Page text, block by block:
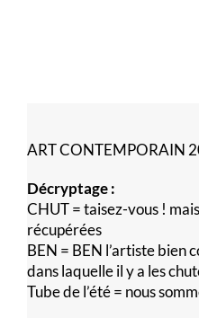
ART CONTEMPORAIN
Décryptage :
CHUT = taisez-vous !
récupérées
BEN = BEN l’artiste bien
dans laquelle il y a les
Tube de l’été = nous